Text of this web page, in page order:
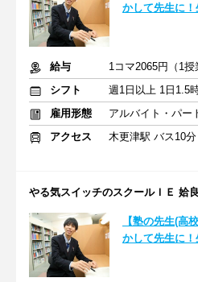
かして先生に
給与
シフト
週1日以上 1日1.5
雇用形態
アルバイト・パー
アクセス
木更津駅 バス10分
やる気スイッチのスクールＩＥ 姶
【塾の先生(高
かして先生に